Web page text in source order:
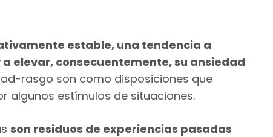
estable, una tendencia a
elevar, consecuentemente, su ansiedad
rasgo son como disposiciones que
algunos estímulos de situaciones.
son residuos de experiencias pasadas